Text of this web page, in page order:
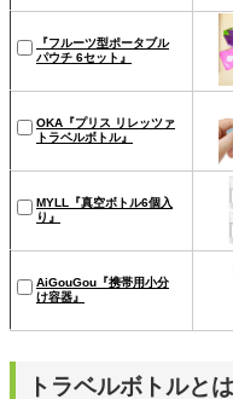
『フルーツ型ポータブル
パウチ 6セット』
OKA『プリス リレッツァ
トラベルボトル』
MYLL『真空ボトル6個入
り』
AiGouGou『携帯用小分
け容器』
トラベルボトルと